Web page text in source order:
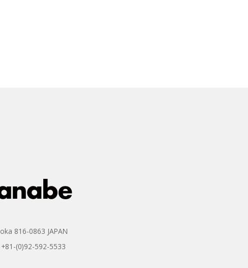
816-0863 JAPAN
(0)92-592-5533